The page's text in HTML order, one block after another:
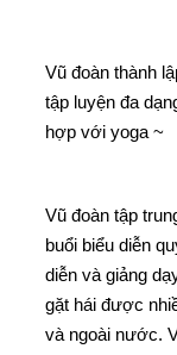
Vũ đoàn thành
tập luyện đa
hợp với yoga ~
Vũ đoàn tập
buổi biểu diễn
diễn và giảng
gặt hái được
và ngoài nước.